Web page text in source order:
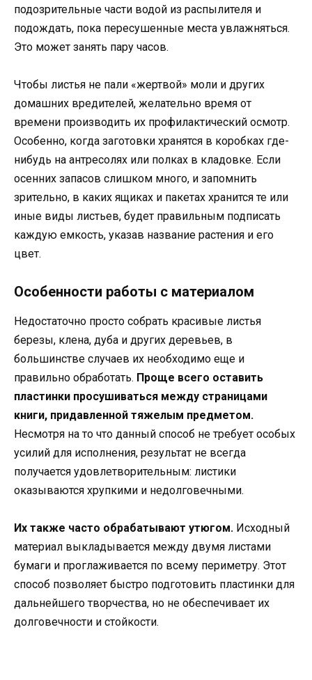
подозрительные части водой из распылителя и
подождать, пока пересушенные места увлажняться.
Это может занять пару часов.
Чтобы листья не пали «жертвой» моли и других
домашних вредителей, желательно время от
времени производить их профилактический осмотр.
Особенно, когда заготовки хранятся в коробках где-
нибудь на антресолях или полках в кладовке. Если
осенних запасов слишком много, и запомнить
зрительно, в каких ящиках и пакетах хранится те или
иные виды листьев, будет правильным подписать
каждую емкость, указав название растения и его
цвет.
Особенности работы с материалом
Недостаточно просто собрать красивые листья
березы, клена, дуба и других деревьев, в
большинстве случаев их необходимо еще и
правильно обработать. Проще всего оставить
пластинки просушиваться между страницами
книги, придавленной тяжелым предметом.
Несмотря на то что данный способ не требует особых
усилий для исполнения, результат не всегда
получается удовлетворительным: листики
оказываются хрупкими и недолговечными.
Их также часто обрабатывают утюгом. Исходный
материал выкладывается между двумя листами
бумаги и проглаживается по всему периметру. Этот
способ позволяет быстро подготовить пластинки для
дальнейшего творчества, но не обеспечивает их
долговечности и стойкости.